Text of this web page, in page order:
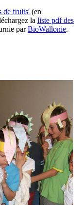
de fruits' (en
la liste pdf des
parBioWallonie.